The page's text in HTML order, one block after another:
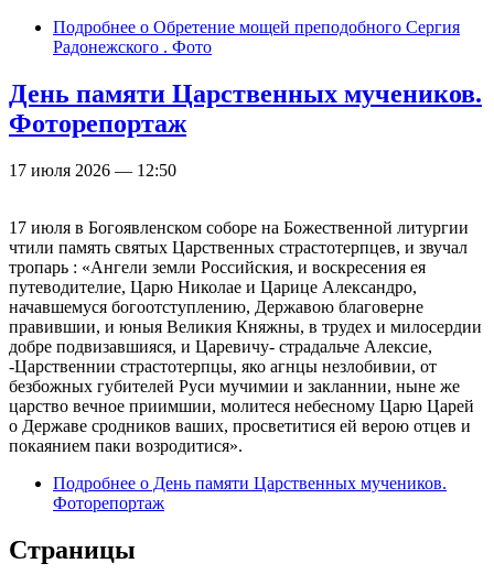
Подробнее о Обретение мощей преподобного Сергия
Радонежского . Фото
День памяти Царственных мучеников.
Фоторепортаж
17 июля 2026 — 12:50
17 июля в Богоявленском соборе на Божественной литургии
чтили память святых Царственных страстотерпцев, и звучал
тропарь : «Ангели земли Российския, и воскресения ея
путеводителие, Царю Николае и Царице Александро,
начавшемуся богоотступлению, Державою благоверне
правившии, и юныя Великия Княжны, в трудех и милосердии
добре подвизавшияся, и Царевичу- страдальче Алексие,
-Царственнии страстотерпцы, яко агнцы незлобивии, от
безбожных губителей Руси мучимии и закланнии, ныне же
царство вечное приимшии, молитеся небесному Царю Царей
о Державе сродников ваших, просветитися ей верою отцев и
покаянием паки возродитися».
Подробнее о День памяти Царственных мучеников.
Фоторепортаж
Страницы